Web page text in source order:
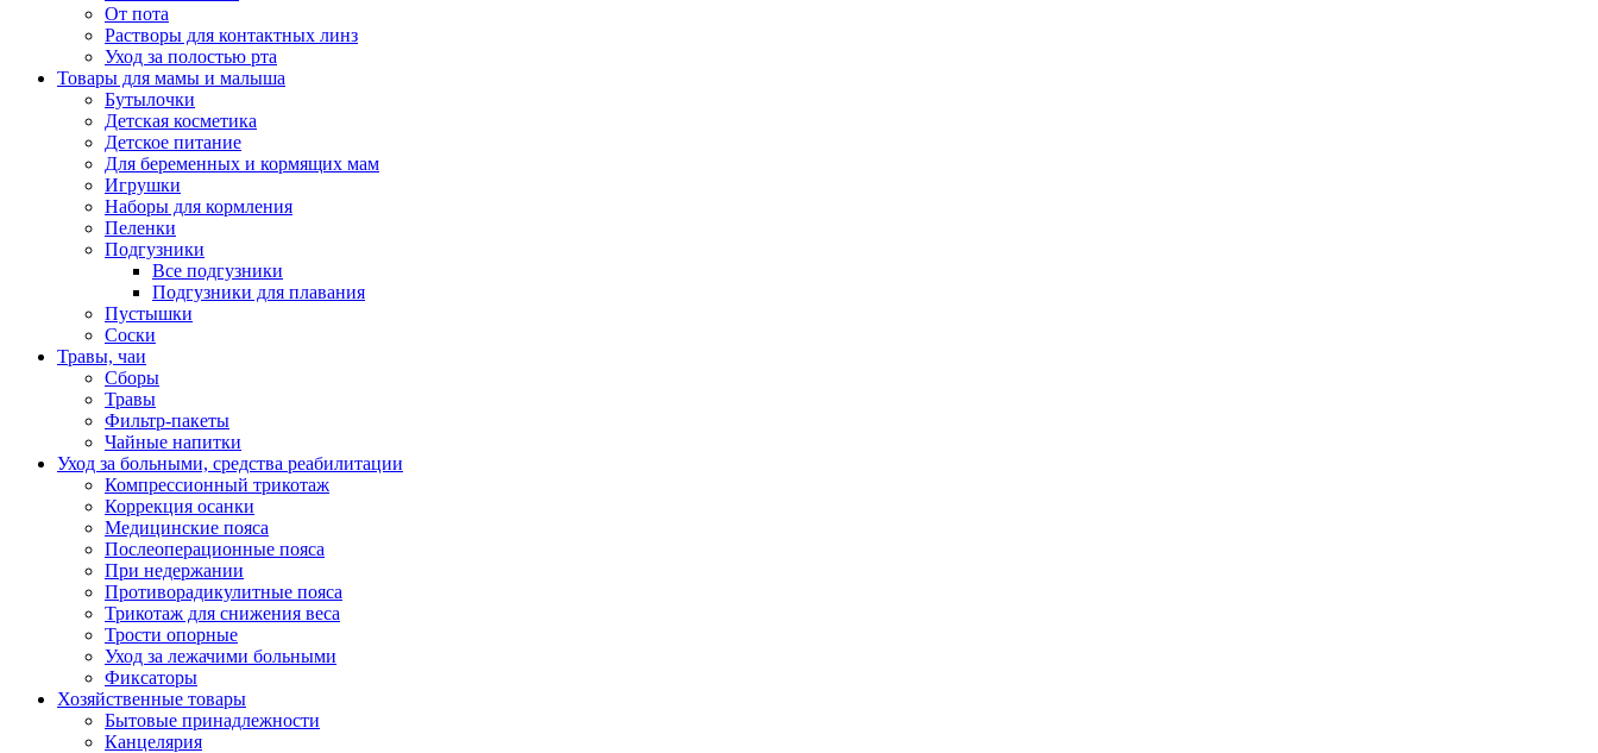
От пота
Растворы для контактных линз
Уход за полостью рта
Товары для мамы и малыша
Бутылочки
Детская косметика
Детское питание
Для беременных и кормящих мам
Игрушки
Наборы для кормления
Пеленки
Подгузники
Все подгузники
Подгузники для плавания
Пустышки
Соски
Травы, чаи
Сборы
Травы
Фильтр-пакеты
Чайные напитки
Уход за больными, средства реабилитации
Компрессионный трикотаж
Коррекция осанки
Медицинские пояса
Послеоперационные пояса
При недержании
Противорадикулитные пояса
Трикотаж для снижения веса
Трости опорные
Уход за лежачими больными
Фиксаторы
Хозяйственные товары
Бытовые принадлежности
Канцелярия